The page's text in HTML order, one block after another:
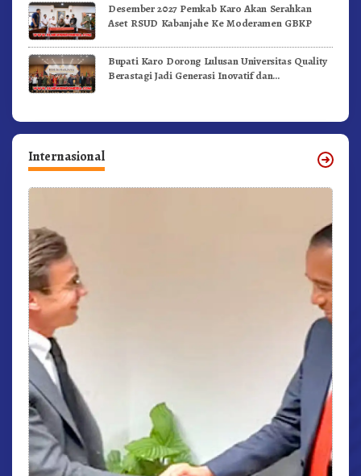
Desember 2027 Pemkab Karo Akan Serahkan
Aset RSUD Kabanjahe Ke Moderamen GBKP
Bupati Karo Dorong Lulusan Universitas Quality
Berastagi Jadi Generasi Inovatif dan
Internasional